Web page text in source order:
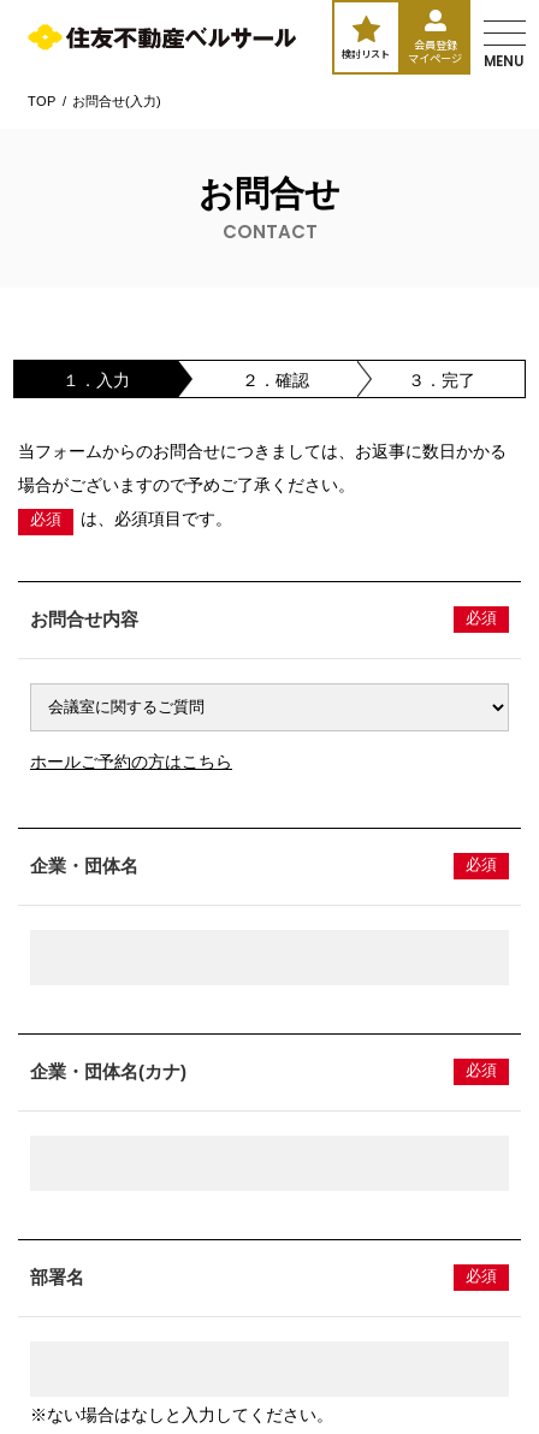
検討リスト
会員登録
マイページ MENU
TOP お問合せ(入力)
お問合せ
CONTACT
１．入力 ２．確認 ３．完了
当フォームからのお問合せにつきましては、お返事に数日かかる
場合がございますので予めご了承ください。
必須 は、必須項目です。
お問合せ内容 必須
ホールご予約の方はこちら
企業・団体名 必須
企業・団体名(カナ) 必須
部署名 必須
※ない場合はなしと入力してください。